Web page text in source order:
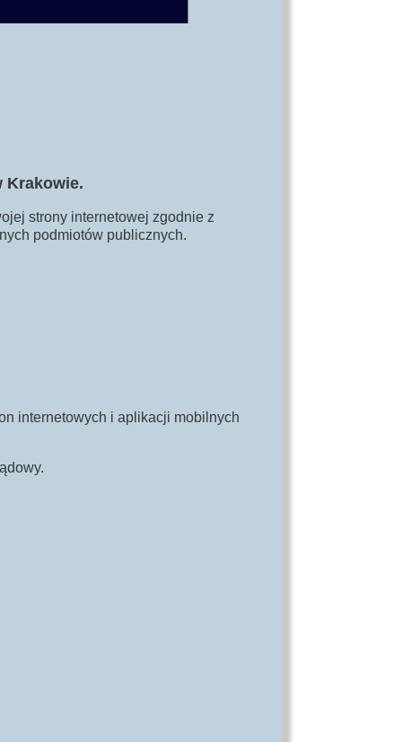
Krakowie.
strony internetowej zgodnie z
podmiotów publicznych.
internetowych i aplikacji mobilnych